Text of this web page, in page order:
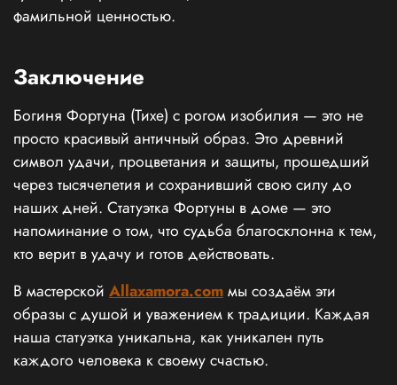
фамильной ценностью.
Заключение
Богиня Фортуна (Тихе) с рогом изобилия — это не
просто красивый античный образ. Это древний
символ удачи, процветания и защиты, прошедший
через тысячелетия и сохранивший свою силу до
наших дней. Статуэтка Фортуны в доме — это
напоминание о том, что судьба благосклонна к тем,
кто верит в удачу и готов действовать.
В мастерской Allaxamora.comмы создаём эти
образы с душой и уважением к традиции. Каждая
наша статуэтка уникальна, как уникален путь
каждого человека к своему счастью.